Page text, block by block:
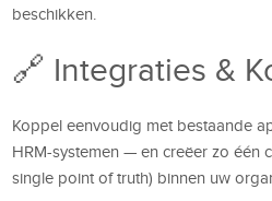
beschikken.
🔗 Integraties &
Koppel eenvoudig met bestaande
HRM-systemen — en creëer zo één
single point of truth) binnen uw